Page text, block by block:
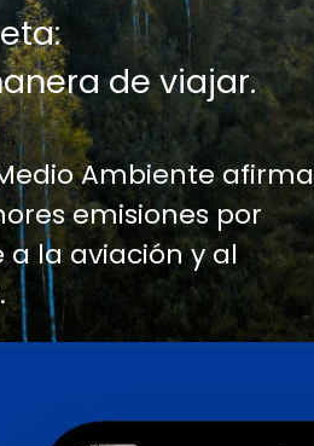
de viajar.
Ambiente afirma
emisiones por
la aviación y al